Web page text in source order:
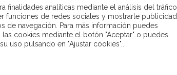
finalidades analíticas mediante el análisis del tráfico
funciones de redes sociales y mostrarle publicidad
de navegación. Para más información puedes
las cookies mediante el botón "Aceptar" o puedes
uso pulsando en "Ajustar cookies"..